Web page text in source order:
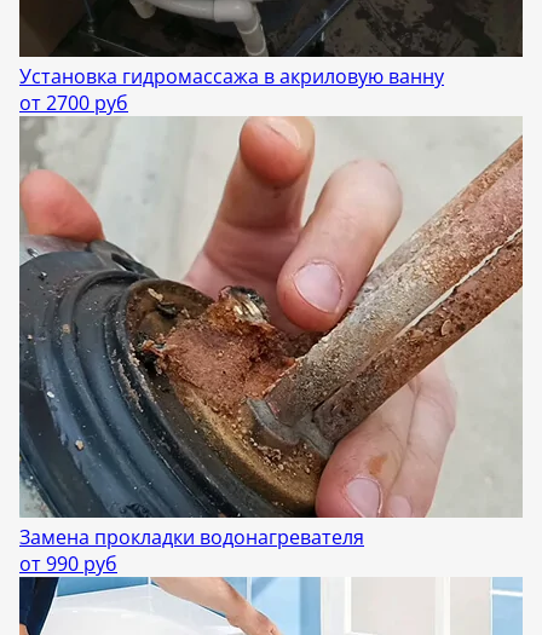
Установка гидромассажа в акриловую ванну
от 2700 руб
Замена прокладки водонагревателя
от 990 руб